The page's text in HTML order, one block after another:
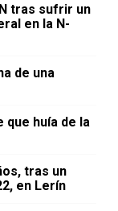
tras sufrir un
en la N-
de una
huía de la
tras un
en Lerín